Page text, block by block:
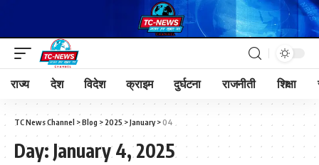
राज्य देश विदेश क्राइम दुर्घटना राजनीती शिक्षा
TC News Channel >Blog > 2025 >January>04
Day: January 4, 2025